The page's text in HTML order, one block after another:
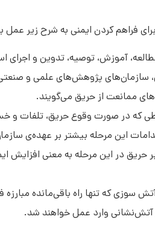
آموزش، توصیه، تدوین و اجرای
سازمان‌های پژوهش‌های علمی و
ممانعت از حریق می‌گویند.
که در صورت وقوع حریق، تلفات و
این مرحله بیشتر بر عهده‌ی
حریق در این مرحله به معنی افزایش
سوزی که تنها راه باقی‌مانده
وارد عمل خواهند شد.